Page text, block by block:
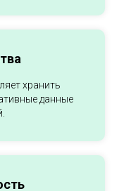
хранить
данные